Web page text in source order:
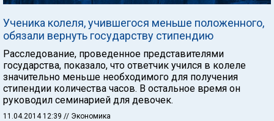
Ученика колеля, учившегося меньше положенного,
обязали вернуть государству стипендию
Расследование, проведенное представителями
государства, показало, что ответчик учился в колеле
значительно меньше необходимого для получения
стипендии количества часов. В остальное время он
руководил семинарией для девочек.
11.04.2014 12:39 // Экономика